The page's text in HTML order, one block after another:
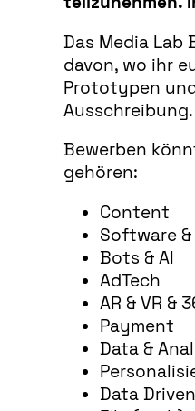
Das Media
davon, wo ihr
Prototypen
Ausschreibung.
Bewerben
gehören:
Content
Software
Bots & AI
AdTech
AR & VR &
Payment
Data &
Data